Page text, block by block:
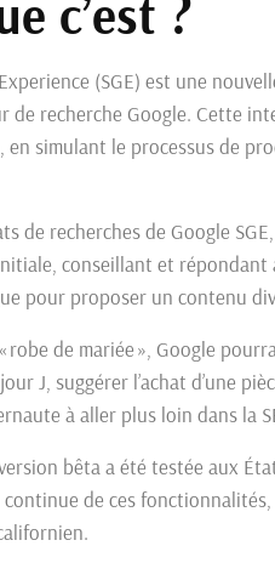
c’est ?
(SGE) est une
de recherche Google. Cette
simulant le processus de
de recherches de Google
conseillant et
pour proposer un contenu
robe de mariée », Google
J, suggérer l’achat d’une
à aller plus loin dans la
bêta a été testée aux
de ces